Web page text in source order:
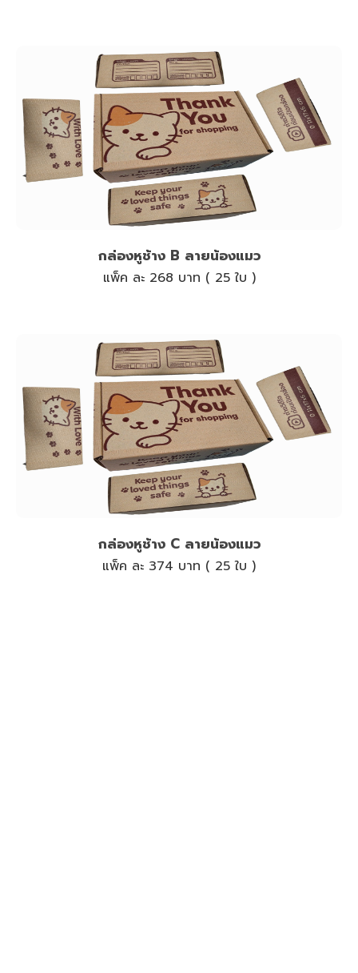
กล่องหูช้าง B ลายน้องแมว
แพ็ค ละ 268 บาท ( 25 ใบ )
กล่องหูช้าง C ลายน้องแมว
แพ็ค ละ 374 บาท ( 25 ใบ )